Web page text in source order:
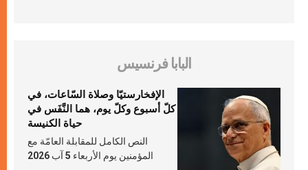
البابا فرنسيس
الإفخارستيّا وصلاة السّاعات، في
كلّ أسبوع وكلّ يوم، هما النَّفَس في
حياة الكنيسة
النص الكامل للمقابلة العامّة مع
المؤمنين يوم الأربعاء 5 آب 2026